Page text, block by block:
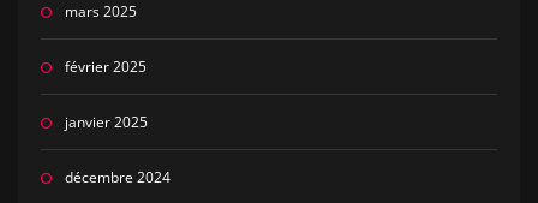
mars 2025
février 2025
janvier 2025
décembre 2024